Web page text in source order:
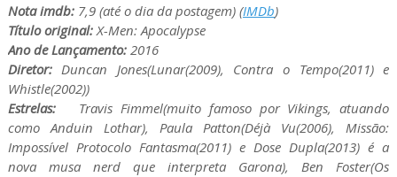
Nota imdb:7,9 (até o dia da postagem) (IMDb)
Título original:X-Men: Apocalypse
Ano de Lançamento:2016
Diretor:Duncan Jones(Lunar(2009), Contra o Tempo(2011) e
Whistle(2002))
Estrelas:Travis Fimmel(muito famoso por Vikings, atuando
como Anduin Lothar), Paula Patton(Déjà Vu(2006), Missão:
Impossível Protocolo Fantasma(2011) e Dose Dupla(2013) é a
nova musa nerd que interpreta Garona), Ben Foster(Os